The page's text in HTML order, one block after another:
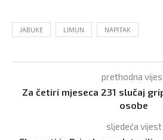
JABUKE LIMUN NAPITAK
prethodna
Za četiri mjeseca 231 slučaj
osobe
sljedeća vijest